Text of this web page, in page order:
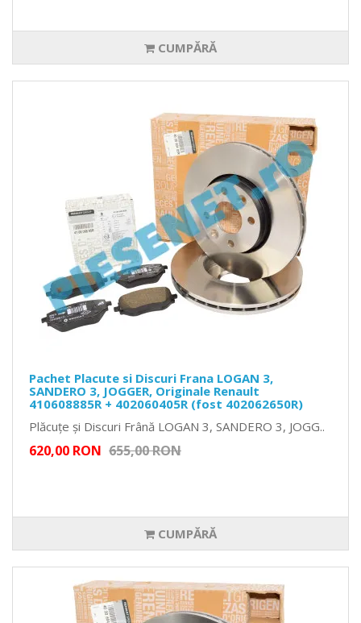
CUMPĂRĂ
Pachet Placute si Discuri Frana LOGAN 3,
SANDERO 3, JOGGER, Originale Renault
410608885R + 402060405R (fost 402062650R)
Plăcuțe și Discuri Frână LOGAN 3, SANDERO 3, JOGG..
620,00 RON 655,00 RON
CUMPĂRĂ